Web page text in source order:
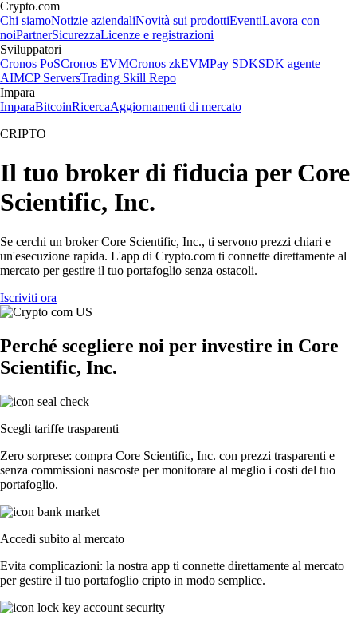
Crypto.com
Chi siamoNotizie aziendaliNovità sui prodottiEventiLavora con
noiPartnerSicurezzaLicenze e registrazioni
Sviluppatori
Cronos PoSCronos EVMCronos zkEVMPay SDKSDK agente
AIMCP ServersTrading Skill Repo
Impara
ImparaBitcoinRicercaAggiornamenti di mercato
CRIPTO
Il tuo broker di fiducia per Core
Scientific, Inc.
Se cerchi un broker Core Scientific, Inc., ti servono prezzi chiari e
un'esecuzione rapida. L'app di Crypto.com ti connette direttamente al
mercato per gestire il tuo portafoglio senza ostacoli.
Iscriviti ora
Perché scegliere noi per investire in Core
Scientific, Inc.
Scegli tariffe trasparenti
Zero sorprese: compra Core Scientific, Inc. con prezzi trasparenti e
senza commissioni nascoste per monitorare al meglio i costi del tuo
portafoglio.
Accedi subito al mercato
Evita complicazioni: la nostra app ti connette direttamente al mercato
per gestire il tuo portafoglio cripto in modo semplice.